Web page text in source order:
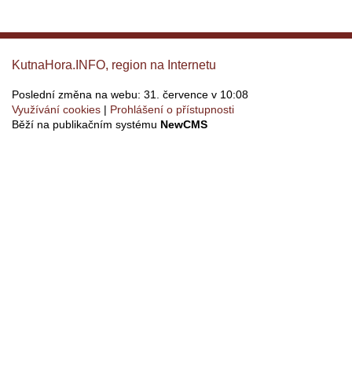
KutnaHora.INFO, region na Internetu
Poslední změna na webu: 31. července v 10:08
Využívání cookies
Prohlášení o přístupnosti
Běží na publikačním systému NewCMS